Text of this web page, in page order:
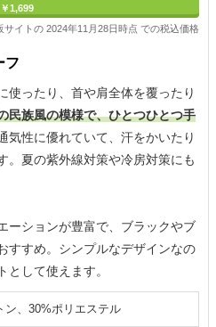
￥1,699
イトの 2024年11月28日時点 での税込価格
フ
使ったり、首や肩全体を覆ったり
民族風の模様で、ひとつひとつ手
気性に優れていて、汗をかいたり
。夏の紫外線対策や冷房対策にも
ーションが豊富で、ブラックやブ
すすめ。シンプルなデザインなの
として使えます。
ン、30%ポリエステル